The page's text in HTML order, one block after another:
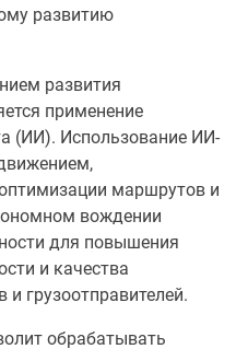
развитию
развития
применение
(ИИ). Использование ИИ-
маршрутов и
вождении
для повышения
и качества
грузоотправителей.
обрабатывать